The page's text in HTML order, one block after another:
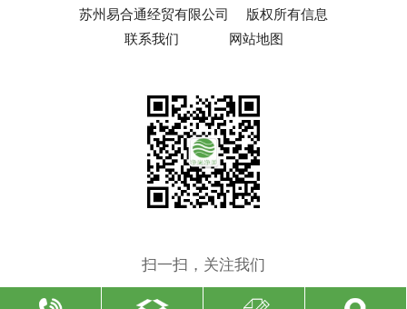
苏州易合通经贸有限公司
版权所有信息
联系我们
网站地图
扫一扫，关注我们